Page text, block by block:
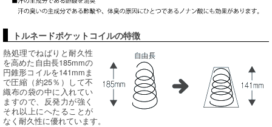
トルネードポケットコイルの特徴
熱処理でねばりと耐久性
を高めた自由長185mmの
円錐形コイルを141mmま
で圧縮（約25％）して不
織布の袋の中に入れてい
ますので、反発力が強く
それ以上にへたることが
なく耐久性に優れています。